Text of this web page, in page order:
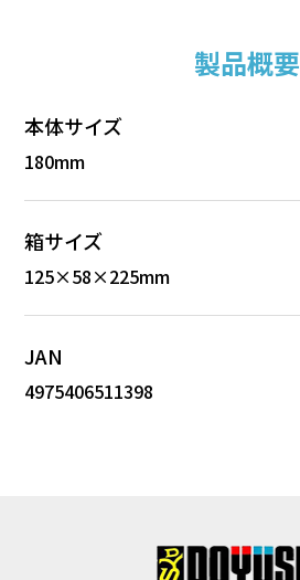
製品概要
本体サイズ
180mm
箱サイズ
125×58×225mm
JAN
4975406511398